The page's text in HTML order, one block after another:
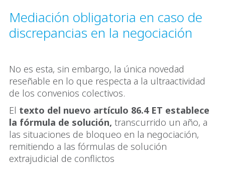
Mediación obligatoria en caso de
discrepancias en la negociación
No es esta, sin embargo, la única novedad
reseñable en lo que respecta a la ultraactividad
de los convenios colectivos.
El texto del nuevo artículo 86.4 ET establece
la fórmula de solución, transcurrido un año, a
las situaciones de bloqueo en la negociación,
remitiendo a las fórmulas de solución
extrajudicial de conflictos